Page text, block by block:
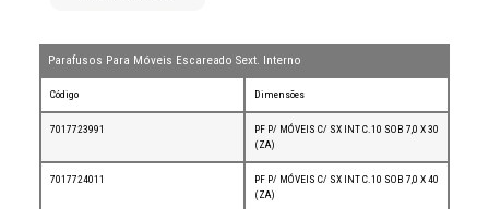
Parafusos Para Móveis Escareado Sext. Interno
Código Dimensões
7017723991
PF P/ MÓVEIS C/ SX INT C.10 SOB 7,0 X 30
(ZA)
7017724011
PF P/ MÓVEIS C/ SX INT C.10 SOB 7,0 X 40
(ZA)